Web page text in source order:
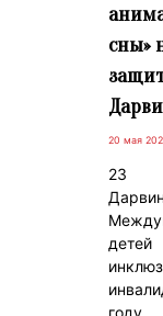
сны»
20 мая
23